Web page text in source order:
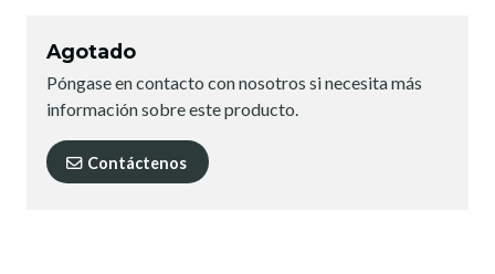
Agotado
Póngase en contacto con nosotros si necesita más
información sobre este producto.
Contáctenos